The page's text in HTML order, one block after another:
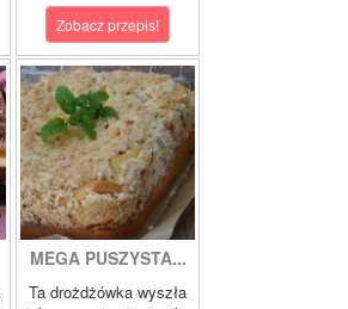
Zobacz przepis!
MEGA PUSZYSTA...
Ta drożdżówka wyszła